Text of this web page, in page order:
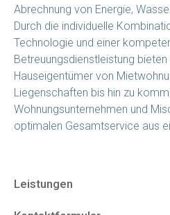
Abrechnung von Energie,
Durch die individuelle
Technologie und einer
Betreuungsdienstleistung
Hauseigentümer von
Liegenschaften bis hin zu
Wohnungsunternehmen und
optimalen Gesamtservice aus
Leistungen